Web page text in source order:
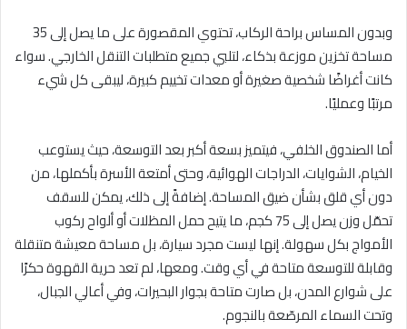
وبدون المساس براحة الركاب، تحتوي المقصورة على ما يصل إلى 35
مساحة تخزين موزعة بذكاء، لتلبي جميع متطلبات التنقل الخارجي. سواء
كانت أغراضًا شخصية صغيرة أو معدات تخييم كبيرة، ليبقى كل شيء
مرتبًا وعمليًا.
أما الصندوق الخلفي، فيتميز بسعة أكبر بعد التوسعة، حيث يستوعب
الخيام، الشوايات، الدراجات الهوائية، وحتى أمتعة الأسرة بأكملها، من
دون أي قلق بشأن ضيق المساحة. إضافةً إلى ذلك، يمكن للسقف
تحمّل وزن يصل إلى 75 كجم، ما يتيح حمل المظلات أو ألواح ركوب
الأمواج بكل سهولة. إنها ليست مجرد سيارة، بل مساحة معيشة متنقلة
وقابلة للتوسعة متاحة في أي وقت. ومعها، لم تعد حرية القهوة حكرًا
على شوارع المدن، بل صارت متاحة بجوار البحيرات، وفي أعالي الجبال،
وتحت السماء المرصّعة بالنجوم.